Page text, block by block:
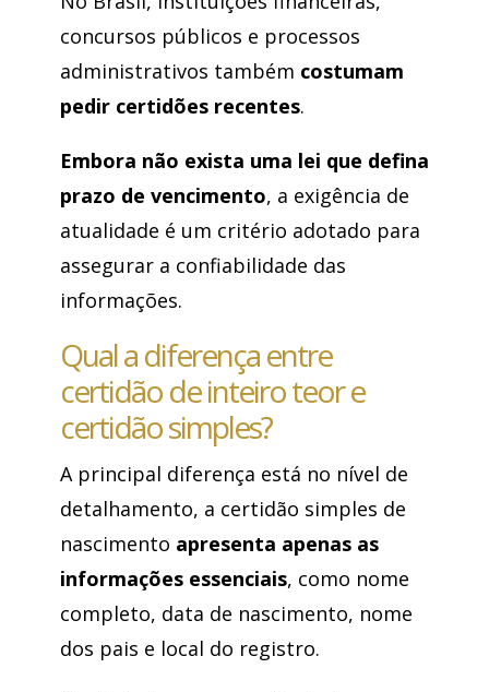
concursos públicos e processos
administrativos também costumam
pedir certidões recentes.
Embora não exista uma lei que defina
prazo de vencimento, a exigência de
atualidade é um critério adotado para
assegurar a confiabilidade das
informações.
Qual a diferença entre
certidão de inteiro teor e
certidão simples?
A principal diferença está no nível de
detalhamento, a certidão simples de
nascimento apresenta apenas as
informações essenciais, como nome
completo, data de nascimento, nome
dos pais e local do registro.